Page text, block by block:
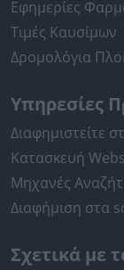
Εφημερίες
Τιμές Καυσίμων
Δρομολόγια
Υπηρεσίες
Διαφημιστείτε
Κατασκευή
Μηχανές
Διαφήμιση στα
Σχετικά με